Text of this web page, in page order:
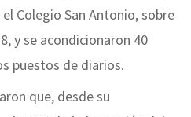
Colegio San Antonio, sobre
y se acondicionaron 40
puestos de diarios.
que, desde su